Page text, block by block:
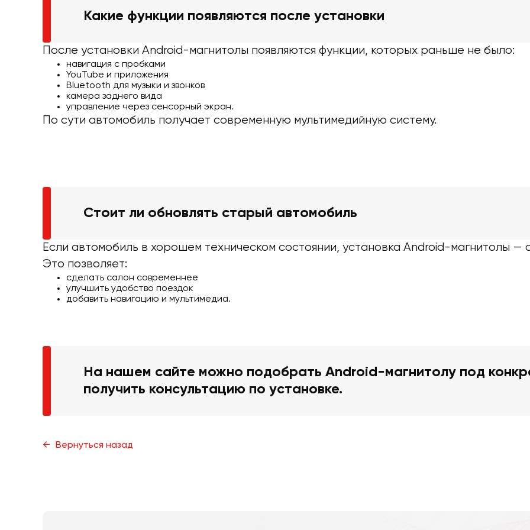
Какие функции появляются после установки
После установки Android-магнитолы появляются функции, которых раньше не было:
навигация с пробками
YouTube и приложения
Bluetooth для музыки и звонков
камера заднего вида
управление через сенсорный экран.
По сути автомобиль получает современную мультимедийную систему.
Стоит ли обновлять старый автомобиль
Если автомобиль в хорошем техническом состоянии, установка Android-магнитолы —
Это позволяет:
сделать салон современнее
улучшить удобство поездок
добавить навигацию и мультимедиа.
На нашем сайте можно подобрать Android-магнитолу под
получить консультацию по установке.
Вернуться назад